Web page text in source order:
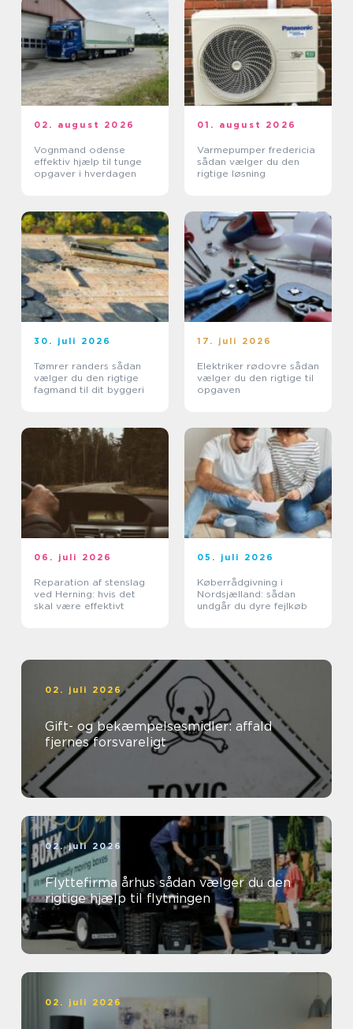
02. august 2026
Vognmand odense
effektiv hjælp til tunge
opgaver i hverdagen
01. august 2026
Varmepumper fredericia
sådan vælger du den
rigtige løsning
30. juli 2026
Tømrer randers sådan
vælger du den rigtige
fagmand til dit byggeri
17. juli 2026
Elektriker rødovre sådan
vælger du den rigtige til
opgaven
06. juli 2026
Reparation af stenslag
ved Herning: hvis det
skal være effektivt
05. juli 2026
Køberrådgivning i
Nordsjælland: sådan
undgår du dyre fejlkøb
02. juli 2026
Gift- og bekæmpelsesmidler: affald
fjernes forsvareligt
02. juli 2026
Flyttefirma århus sådan vælger du den
rigtige hjælp til flytningen
02. juli 2026